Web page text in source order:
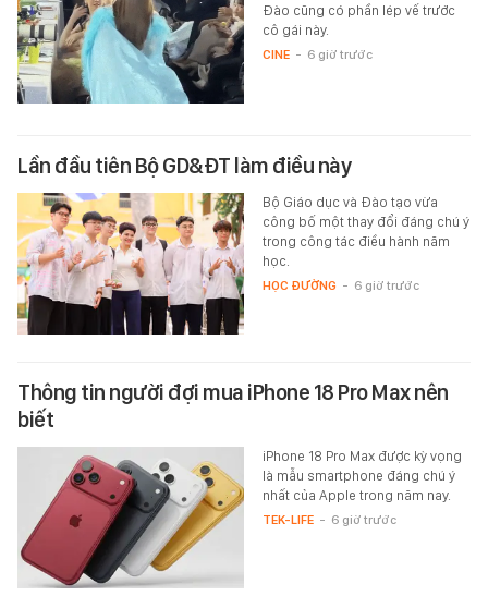
Đào cũng có phần lép vế trước
cô gái này.
CINE - 6 giờ trước
Lần đầu tiên Bộ GD&ĐT làm điều này
Bộ Giáo dục và Đào tạo vừa
công bố một thay đổi đáng chú ý
trong công tác điều hành năm
học.
HỌC ĐƯỜNG - 6 giờ trước
Thông tin người đợi mua iPhone 18 Pro Max nên
biết
iPhone 18 Pro Max được kỳ vọng
là mẫu smartphone đáng chú ý
nhất của Apple trong năm nay.
TEK-LIFE - 6 giờ trước